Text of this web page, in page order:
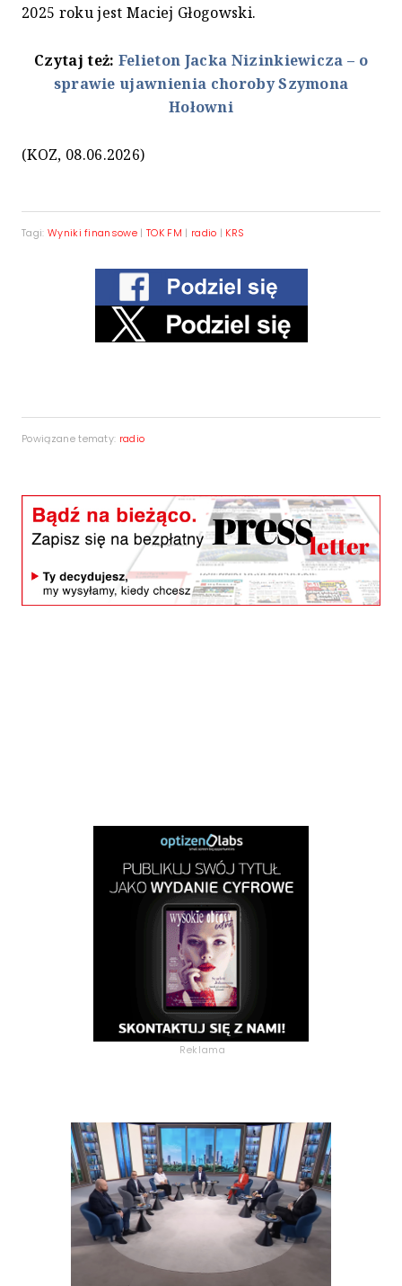
2025 roku jest Maciej Głogowski.
Czytaj też: Felieton Jacka Nizinkiewicza – o
sprawie ujawnienia choroby Szymona
Hołowni
(KOZ, 08.06.2026)
Tagi: Wyniki finansowe |TOK FM | radio | KRS
Powiązane tematy: radio
Reklama